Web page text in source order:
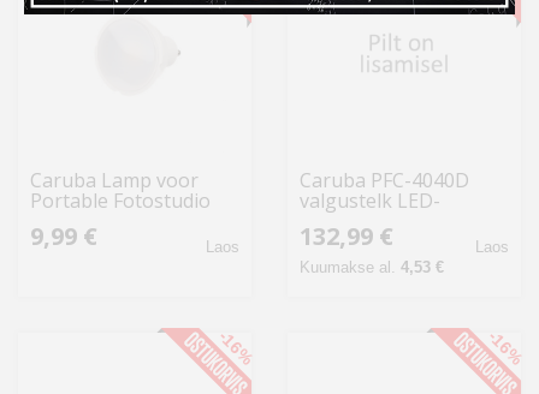
Caruba Lamp voor
Portable Fotostudio
9,99 € Laos
Caruba PFC-4040D
valgustelk LED-
tuledega
132,99 €
Kuumakse al. 4,53 €
Laos
-16% -16%